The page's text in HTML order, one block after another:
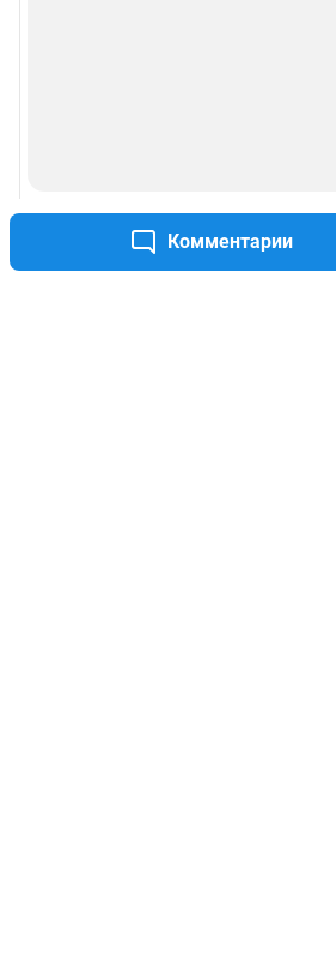
Комментарии